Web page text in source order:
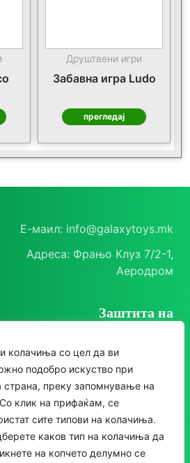
колачиња со цел да ви
подобро искуство при
преку запомнување на
клик на прифаќам, се
сите типови на колачиња.
каков тип на колачиња да
на копчето делумно се
Друштвени игри
Забавна игра Ludo
прегледај
Е-маил: info@galaxytoys.mk
Адреса: Фрањо Клуз 7/2-1,
Аеродром
Заштита на
Политика на
приватност
Политика за колачиња
Следете нè
Instagram
Facebook